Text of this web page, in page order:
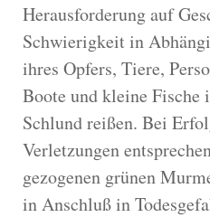
Herausforderung auf
Schwierigkeit in
ihres Opfers, Tiere,
Boote und kleine
Schlund reißen. Bei
Verletzungen
gezogenen grünen
in Anschluß in